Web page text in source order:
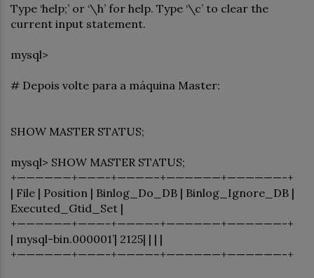
Type ‘help;’ or ‘\h’ for help. Type ‘\c’ to clear the
current input statement.
mysql>
# Depois volte para a máquina Master:
SHOW MASTER STATUS;
mysql> SHOW MASTER STATUS;
+——————+———-+————–+——————+——————-+
| File | Position | Binlog_Do_DB | Binlog_Ignore_DB |
Executed_Gtid_Set |
+——————+———-+————–+——————+——————-+
| mysql-bin.000001’| 2125| | | |
+——————+———-+————–+——————+——————-+